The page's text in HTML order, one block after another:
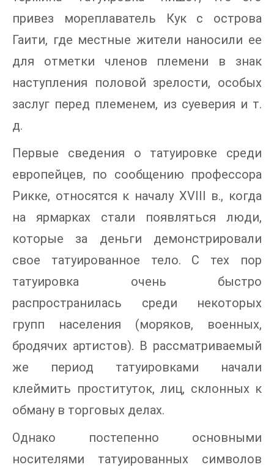
привез мореплаватель Кук с острова
Гаити, где местные жители наносили ее
для отметки членов племени в знак
наступления половой зрелости, особых
заслуг перед племенем, из суеверия и т.
д.
Первые сведения о татуировке среди
европейцев, по сообщению профессора
Рикке, относятся к началу XVIII в., когда
на ярмарках стали появляться люди,
которые за деньги демонстрировали
свое татуированное тело. С тех пор
татуировка очень быстро
распространилась среди некоторых
групп населения (моряков, военных,
бродячих артистов). В рассматриваемый
же период татуировками начали
клеймить проституток, лиц, склонных к
обману в торговых делах.
Однако постепенно основными
носителями татуированных символов